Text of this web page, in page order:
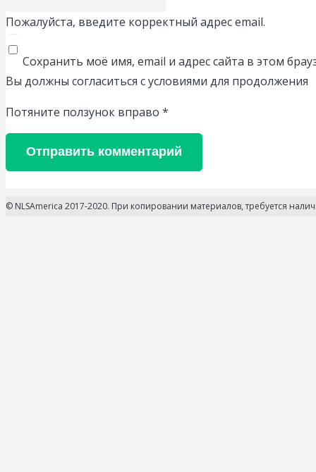
Пожалуйста, введите корректный адрес email.
Сохранить моё имя, email и адрес сайта в этом
Вы должны согласиться с условиями для продолжения
Потяните ползунок вправо *
Отправить комментарий
© NLSAmerica 2017-2020. При копировании материалов, требуется